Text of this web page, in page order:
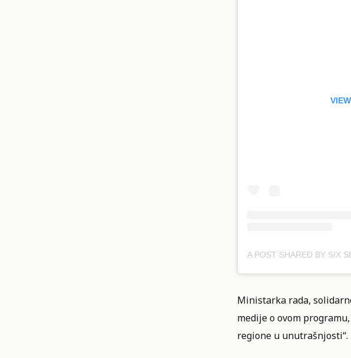
Ministarka rada,
medije o ovom
regione u unutrašnjosti“.